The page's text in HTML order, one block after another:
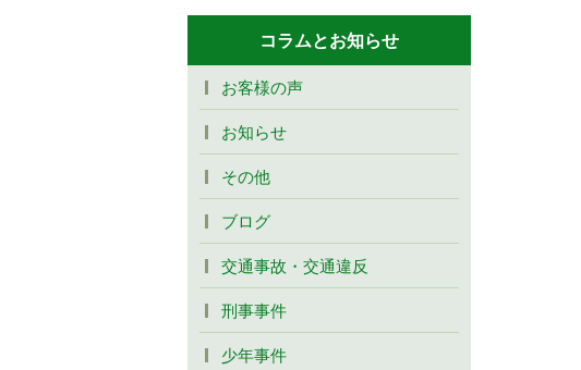
コラムとお知らせ
お客様の声
お知らせ
その他
ブログ
交通事故・交通違反
刑事事件
少年事件